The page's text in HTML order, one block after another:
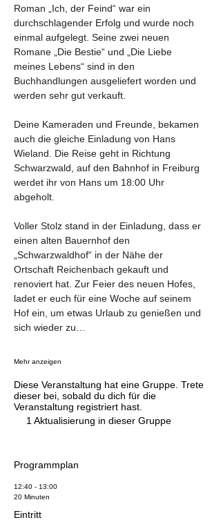
Roman „Ich, der Feind“ war ein
durchschlagender Erfolg und wurde noch
einmal aufgelegt. Seine zwei neuen
Romane „Die Bestie“ und „Die Liebe
meines Lebens“ sind in den
Buchhandlungen ausgeliefert worden und
werden sehr gut verkauft.
Deine Kameraden und Freunde, bekamen
auch die gleiche Einladung von Hans
Wieland. Die Reise geht in Richtung
Schwarzwald, auf den Bahnhof in Freiburg
werdet ihr von Hans um 18:00 Uhr
abgeholt.
Voller Stolz stand in der Einladung, dass er
einen alten Bauernhof den
„Schwarzwaldhof“ in der Nähe der
Ortschaft Reichenbach gekauft und
renoviert hat. Zur Feier des neuen Hofes,
ladet er euch für eine Woche auf seinem
Hof ein, um etwas Urlaub zu genießen und
sich wieder zu…
Mehr anzeigen
Diese Veranstaltung hat eine Gruppe. Trete
dieser bei, sobald du dich für die
Veranstaltung registriert hast.
1 Aktualisierung in dieser Gruppe
Programmplan
12:40 - 13:00
20 Minuten
Eintritt